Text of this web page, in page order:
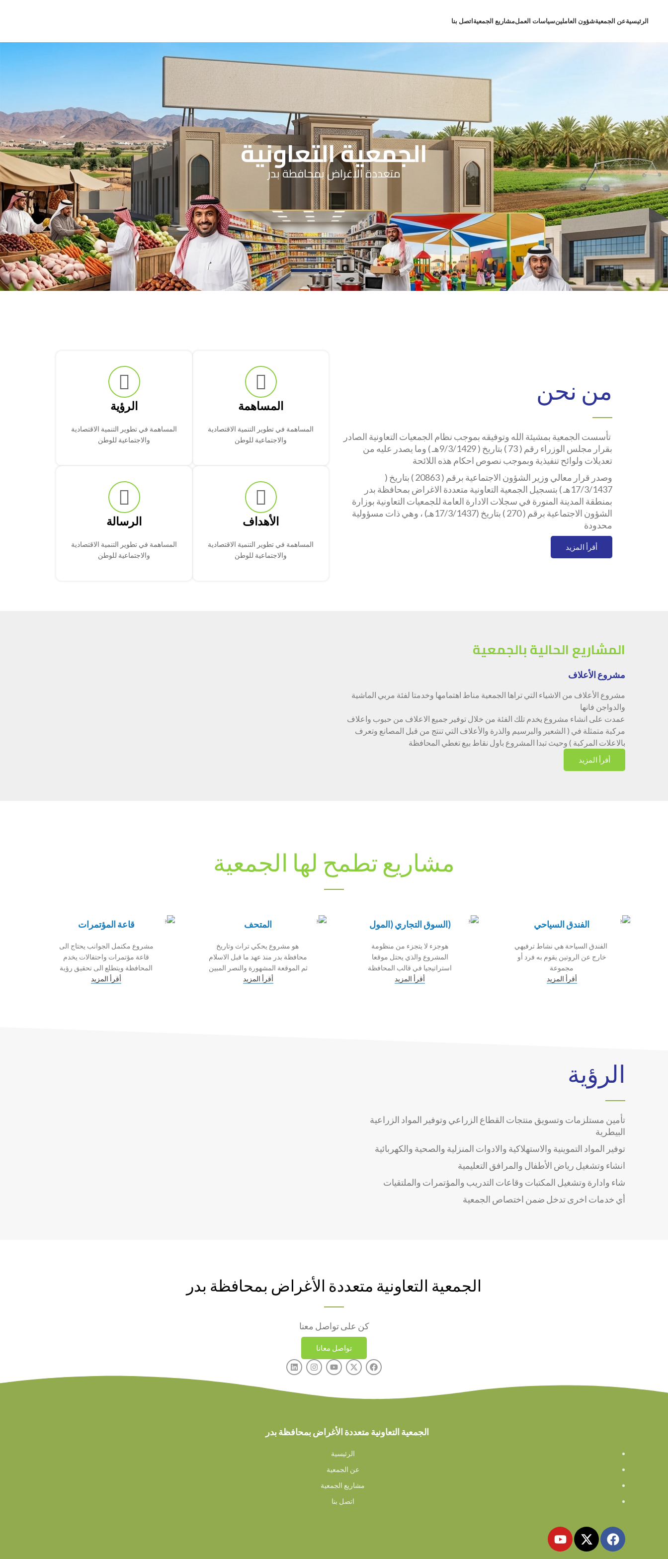
الرئيسيةعن الجمعيةشؤون العاملينسياسات العملمشاريع الجمعيةاتصل بنا
الجمعية التعاونية
متعددة الاغراض بمحافطة بدر
من نحن
تأسست الجمعية بمشيئة الله وتوفيقه بموجب نظام الجمعيات التعاونية الصادر
بقرار مجلس الوزراء رقم ( 73 ) بتاريخ ( 9/3/1429هـ ) وما يصدر عليه من
تعديلات ولوائح تنفيذية وبموجب نصوص احكام هذه اللائحة
وصدر قرار معالي وزير الشؤون الاجتماعية برقم ( 20863 ) بتاريخ (
17/3/1437هـ ) بتسجيل الجمعية التعاونية متعددة الاغراض بمحافظة بدر
بمنطقة المدينة المنورة في سجلات الادارة العامة للجمعيات التعاونية بوزارة
الشؤون الاجتماعية برقم ( 270 ) بتاريخ (17/3/1437هـ) ، وهي ذات مسؤولية
محدودة
أقرأ المزيد
المساهمة
المساهمة في تطوير التنمية الاقتصادية
والاجتماعية للوطن
الرؤية
المساهمة في تطوير التنمية الاقتصادية
والاجتماعية للوطن
الأهداف
المساهمة في تطوير التنمية الاقتصادية
والاجتماعية للوطن
الرسالة
المساهمة في تطوير التنمية الاقتصادية
والاجتماعية للوطن
المشاريع الحالية بالجمعية
مشروع الأعلاف
مشروع الأعلاف من الاشياء التي تراها الجمعية مناط اهتمامها وخدمتا لفئة مربي الماشية
والدواجن فانها
عمدت على انشاء مشروع يخدم تلك الفئة من خلال توفير جميع الاعلاف من حبوب واعلاف
مركبة متمثلة في ( الشعير والبرسيم والذرة والأعلاف التي تنتج من قبل المصانع وتعرف
بالاعلات المركبة ) وحيث تبدا المشروع باول نقاط بيع تغطي المحافظة
أقرأ المزيد
مشاريع تطمح لها الجمعية
الفندق السياحي
الفندق السياحة هي نشاط ترفيهي
خارج عن الروتين يقوم به فرد أو
مجموعة
أقرأ المزيد
(السوق التجاري (المول
هوجزء لا يتجزء من منظومة
المشروع والذي يحتل موقعا
استراتيجيا في قالب المحافظة
أقرأ المزيد
المتحف
هو مشروع يحكي تراث وتاريخ
محافظة بدر منذ عهد ما قبل الاسلام
ثم الموقعة المشهورة والنصر المبين
أقرأ المزيد
قاعة المؤتمرات
مشروع مكتمل الجوانب يحتاج الى
قاعة مؤتمرات واحتفالات يخدم
المحافظة ويتطلع الى تحقيق رؤية
أقرأ المزيد
الرؤية
تأمين مستلزمات وتسويق منتجات القطاع الزراعي وتوفير المواد الزراعية
البيطرية
توفير المواد التموينية والاستهلاكية والادوات المنزلية والصحية والكهربائية
انشاء وتشغيل رياض الأطفال والمرافق التعليمية
شاء وادارة وتشغيل المكتبات وقاعات التدريب والمؤتمرات والملتقيات
أي خدمات اخرى تدخل ضمن اختصاص الجمعية
الجمعية التعاونية متعددة الأغراض بمحافظة بدر
كن على تواصل معنا
تواصل معانا
الجمعية التعاونية متعددة الأغراض بمحافظة بدر
الرئيسية
عن الجمعية
مشاريع الجمعية
اتصل بنا